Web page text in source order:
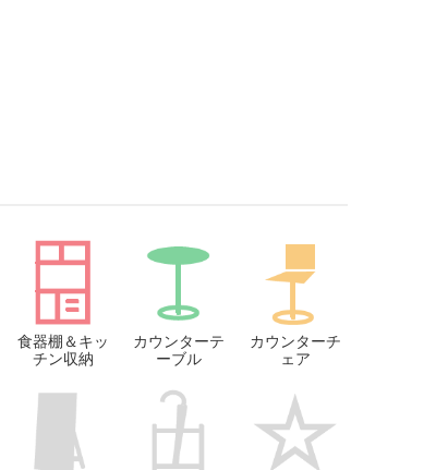
食器棚＆キッ
チン収納
カウンターテ
ーブル
カウンターチ
ェア